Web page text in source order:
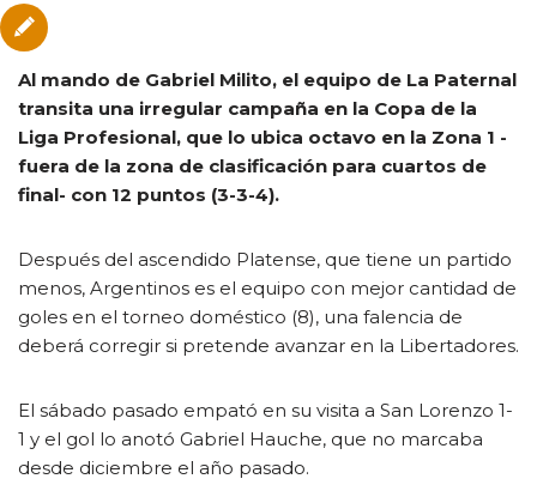
Al mando de Gabriel Milito, el equipo de La Paternal
transita una irregular campaña en la Copa de la
Liga Profesional, que lo ubica octavo en la Zona 1 -
fuera de la zona de clasificación para cuartos de
final- con 12 puntos (3-3-4).
Después del ascendido Platense, que tiene un partido
menos, Argentinos es el equipo con mejor cantidad de
goles en el torneo doméstico (8), una falencia de
deberá corregir si pretende avanzar en la Libertadores.
El sábado pasado empató en su visita a San Lorenzo 1-
1 y el gol lo anotó Gabriel Hauche, que no marcaba
desde diciembre el año pasado.